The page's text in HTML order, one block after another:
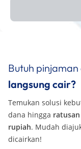
Butuh
langsung cair?
Temukan solusi
dana hingga
rupiah. Mudah
dicairkan!